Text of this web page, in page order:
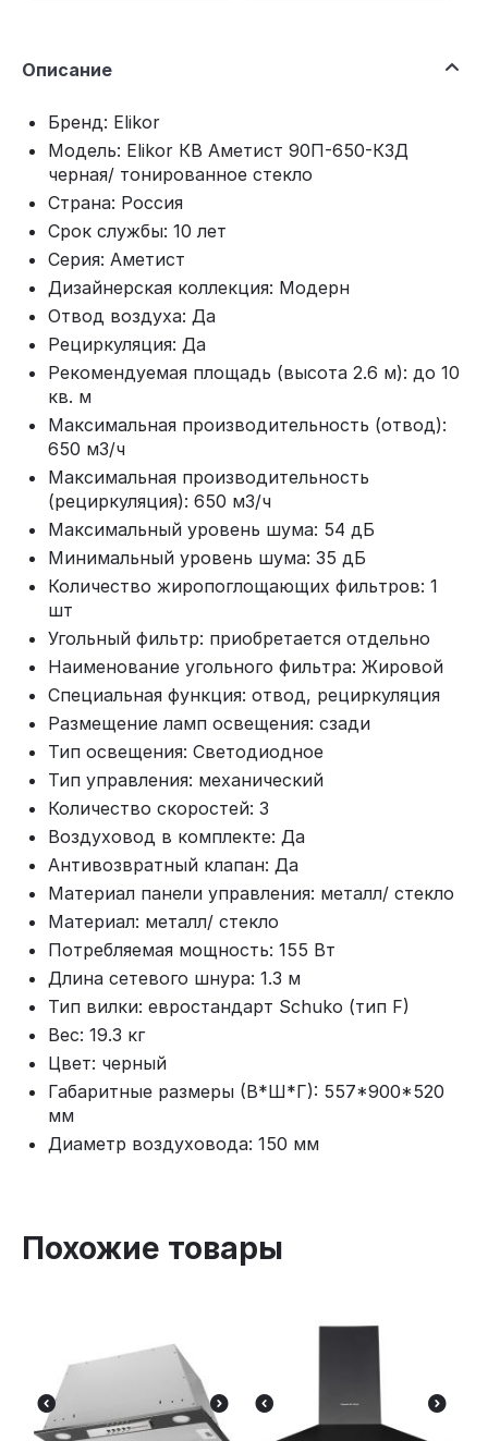
Описание
Бренд: Elikor
Модель: Elikor КВ Аметист 90П-650-К3Д
черная/ тонированное стекло
Страна: Россия
Срок службы: 10 лет
Серия: Аметист
Дизайнерская коллекция: Модерн
Отвод воздуха: Да
Рециркуляция: Да
Рекомендуемая площадь (высота 2.6 м): до 10
кв. м
Максимальная производительность (отвод):
650 м3/ч
Максимальная производительность
(рециркуляция): 650 м3/ч
Максимальный уровень шума: 54 дБ
Минимальный уровень шума: 35 дБ
Количество жиропоглощающих фильтров: 1
шт
Угольный фильтр: приобретается отдельно
Наименование угольного фильтра: Жировой
Специальная функция: отвод, рециркуляция
Размещение ламп освещения: сзади
Тип освещения: Светодиодное
Тип управления: механический
Количество скоростей: 3
Воздуховод в комплекте: Да
Антивозвратный клапан: Да
Материал панели управления: металл/ стекло
Материал: металл/ стекло
Потребляемая мощность: 155 Вт
Длина сетевого шнура: 1.3 м
Тип вилки: евростандарт Schuko (тип F)
Вес: 19.3 кг
Цвет: черный
Габаритные размеры (В*Ш*Г): 557*900*520
мм
Диаметр воздуховода: 150 мм
Похожие товары